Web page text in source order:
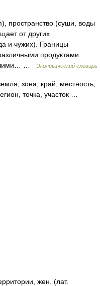
пространство (суши, воды
от других
и чужих). Границы
продуктами
…
Экологический словарь
зона, край, местность,
точка, участок …
жен. (лат.